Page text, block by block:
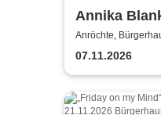
Annika
Entsetzen!
Anröchte,
07.11.2026